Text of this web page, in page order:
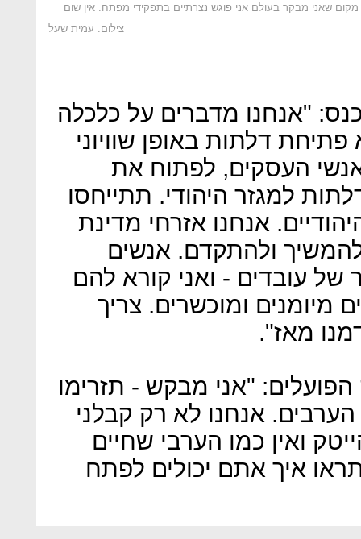
שאני מבקר בעולם אני פוגש נצרתיים בתפקידי מפתח. אין שום
צילום: עמית שעל
"אנחנו מדברים על כלכלה
דלתות באופן שוויוני
העסקים, לפתוח את
למגזר היהודי. תתייחסו
אנחנו אזרחי מדינת
להמשיך ולהתקדם. אנשים
של עובדים - ואני קורא להם
מיומנים ומוכשרים. צריך
"אני מבקש - תזרימו
אנחנו לא רק קבלני
ואין כמו הערבי שחיים
איך אתם יכולים לפתח